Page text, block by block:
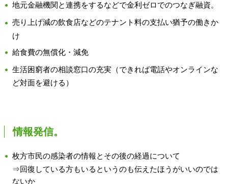
地元金融機関と連携をするなどで金利ゼロでのつなぎ融資。
売り上げ減の飲食店などのテナント料の支払い猶予の働きか
け
給食費の無償化・減免
生活困窮者の相談窓口の充実（できれば電話やオンラインな
ど対面を避ける）
情報発信。
枚方市民の感染者の情報とその後の経過について
⇒回復している方もいるというのも伝えたほうがいいのでは
ないか